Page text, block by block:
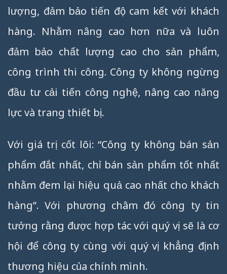
lượng, đảm bảo tiến độ cam kết với khách
hàng. Nhằm nâng cao hơn nữa và luôn
đảm bảo chất lượng cao cho sản phẩm,
công trình thi công. Công ty không ngừng
đầu tư cải tiến công nghệ, nâng cao năng
lực và trang thiết bị.
Với giá trị cốt lõi: “Công ty không bán sản
phẩm đắt nhất, chỉ bán sản phẩm tốt nhất
nhằm đem lại hiệu quả cao nhất cho khách
hàng”. Với phương châm đó công ty tin
tưởng rằng được hợp tác với quý vị sẽ là cơ
hội để công ty cùng với quý vị khẳng định
thương hiệu của chính mình.